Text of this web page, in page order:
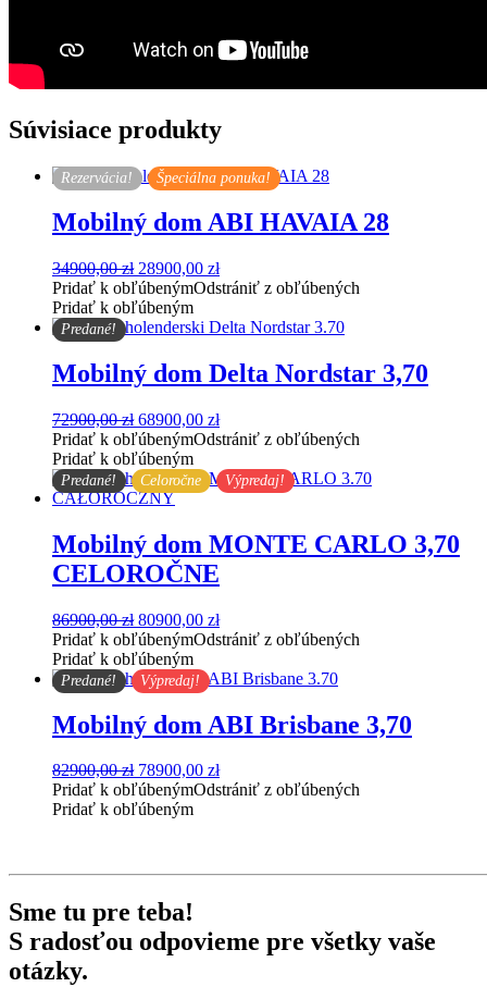
Súvisiace produkty
Rezervácia! Špeciálna ponuka!
Mobilný dom ABI HAVAIA 28
34900,00zł Pôvodná
cena
bola:
34900,00 zł.
28900,00 złAktuálna
cena
28900,00 zł.
Pridať k obľúbenýmOdstrániť z obľúbených
Pridať k obľúbeným
Predané!
Mobilný dom Delta Nordstar 3,70
72900,00zł Pôvodná
cena
bola:
72900,00 zł.
68900,00 złAktuálna
cena
68900,00 zł.
Pridať k obľúbenýmOdstrániť z obľúbených
Pridať k obľúbeným
Predané! Celoročne Výpredaj!
Mobilný dom MONTE CARLO 3,70
CELOROČNE
86900,00zł Pôvodná
cena
bola:
86900,00 zł.
80900,00 złAktuálna
cena
80900,00 zł.
Pridať k obľúbenýmOdstrániť z obľúbených
Pridať k obľúbeným
Predané! Výpredaj!
Mobilný dom ABI Brisbane 3,70
82900,00zł Pôvodná
cena
bola:
78900,00 złAktuálna
cena
Pridať k obľúbenýmOdstrániť z obľúbených
Pridať k obľúbeným
Sme tu pre teba!
S radosťou odpovieme pre všetky vaše
otázky.